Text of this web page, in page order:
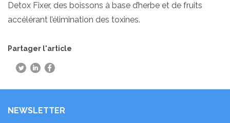
Detox Fixer, des boissons à base d’herbe et de fruits
accélérant l’élimination des toxines.
Partager l'article
NEWSLETTER